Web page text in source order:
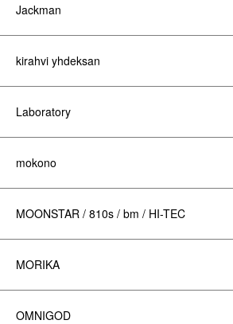
Jackman
kirahvi yhdeksan
Laboratory
mokono
MOONSTAR / 810s / bm / HI-TEC
MORIKA
OMNIGOD